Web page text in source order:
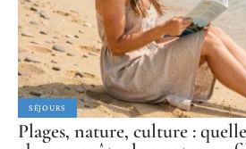
SÉJOURS
Plages, nature, culture :